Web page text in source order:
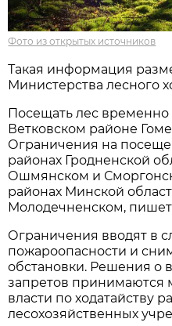
Фото из открытых источников
Такая информация
Министерства лесного
Посещать лес
Ветковском районе
Ограничения на
районах Гродненской
Ошмянском и
районах Минской
Молодечненском, пишет
Ограничения вводят в
пожароопасности и
обстановки. Решения о
запретов принимаются
власти по ходатайству
лесохозяйственных